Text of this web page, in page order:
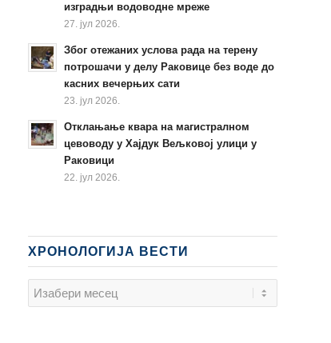
изградњи водоводне мреже
27. јул 2026.
Због отежаних услова рада на терену
потрошачи у делу Раковице без воде до
касних вечерњих сати
23. јул 2026.
Отклањање квара на магистралном
цевоводу у Хајдук Вељковој улици у
Раковици
22. јул 2026.
ХРОНОЛОГИЈА ВЕСТИ